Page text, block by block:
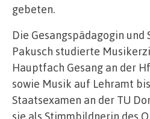
gebeten.
Die Gesangspädagogin und
Pakusch studierte
Hauptfach Gesang an der
sowie Musik auf Lehramt
Staatsexamen an der TU
sie als Stimmbildnerin des